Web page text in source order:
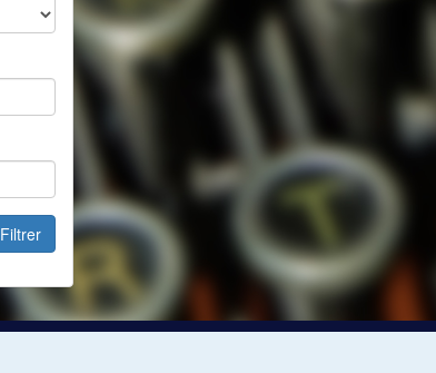
Filtrer